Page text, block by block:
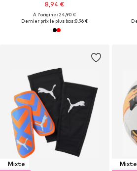
8,94 €
À l'origine : 24,90 €
Dernier prix le plus bas :8,96 €
Mixte
Mixte